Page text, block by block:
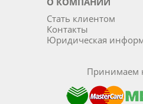
Стать клиентом
Контакты
Юридическая
Принимаем